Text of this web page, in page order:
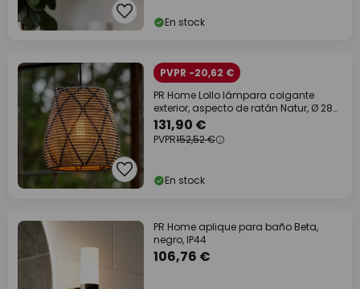
En stock
PVPR -20,62 €
PR Home Lollo lámpara colgante
exterior, aspecto de ratán Natur, Ø 28
cm
131,90 €
PVPR152,52 €
En stock
PR Home aplique para baño Beta,
negro, IP44
106,76 €